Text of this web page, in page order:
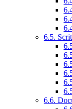
6.5.
6.6.